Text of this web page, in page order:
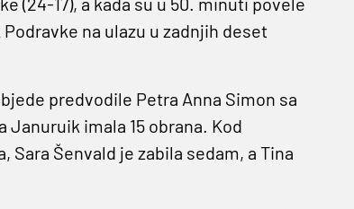
na ulazu u zadnjih deset
predvodile Petra Anna Simon sa
imala 15 obrana. Kod
Sara Šenvald je zabila sedam, a Tina